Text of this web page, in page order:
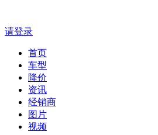
请登录
首页
车型
降价
资讯
经销商
图片
视频